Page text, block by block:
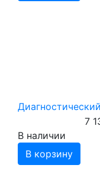
7
В наличии
В корзину